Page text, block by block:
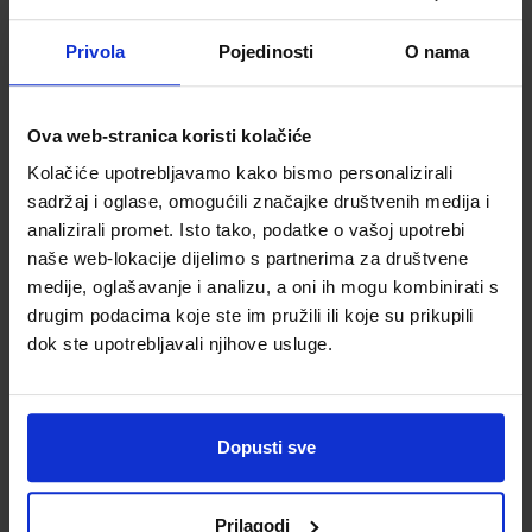
Privola Pojedinosti O nama
Ova web-stranica koristi kolačiće
Kolačiće upotrebljavamo kako bismo personalizirali
sadržaj i oglase, omogućili značajke društvenih medija i
analizirali promet. Isto tako, podatke o vašoj upotrebi
naše web-lokacije dijelimo s partnerima za društvene
medije, oglašavanje i analizu, a oni ih mogu kombinirati s
drugim podacima koje ste im pružili ili koje su prikupili
dok ste upotrebljavali njihove usluge.
Dopusti sve
Prilagodi
Wenger ruksak
MX Professional
za prijenosnike do
16" sivo
Šifra proizvoda
7613329114476
Wenger ruksak
MX Reload za
prijenosnike do
14", sivi
Šifra proizvoda
7613329114490